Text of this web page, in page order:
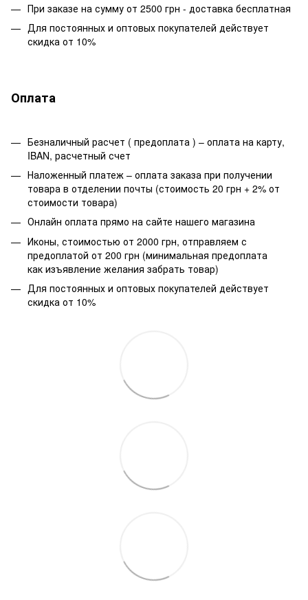
При заказе на сумму от 2500 грн - доставка бесплатная
Для постоянных и оптовых покупателей действует
скидка от 10%
Оплата
Безналичный расчет ( предоплата ) – оплата на карту,
IBAN, расчетный счет
Наложенный платеж – оплата заказа при получении
товара в отделении почты (стоимость 20 грн + 2% от
стоимости товара)
Онлайн оплата прямо на сайте нашего магазина
Иконы, стоимостью от 2000 грн, отправляем с
предоплатой от 200 грн (минимальная предоплата
как изъявление желания забрать товар)
Для постоянных и оптовых покупателей действует
скидка от 10%